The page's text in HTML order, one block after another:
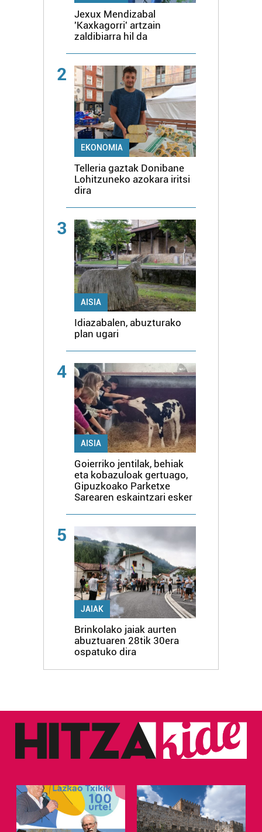
Jexux Mendizabal
'Kaxkagorri' artzain
zaldibiarra hil da
2
EKONOMIA
Telleria gaztak Donibane
Lohitzuneko azokara iritsi
dira
3
AISIA
Idiazabalen, abuzturako
plan ugari
4
AISIA
Goierriko jentilak, behiak
eta kobazuloak gertuago,
Gipuzkoako Parketxe
Sarearen eskaintzari esker
5
JAIAK
Brinkolako jaiak aurten
abuztuaren 28tik 30era
ospatuko dira